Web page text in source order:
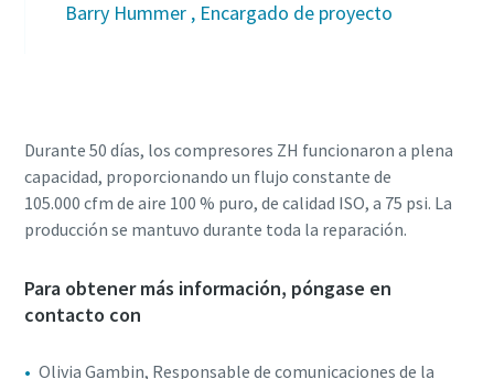
Barry Hummer , Encargado de proyecto
Durante 50 días, los compresores ZH funcionaron a plena
capacidad, proporcionando un flujo constante de
105.000 cfm de aire 100 % puro, de calidad ISO, a 75 psi. La
producción se mantuvo durante toda la reparación.
Para obtener más información, póngase en
contacto con
Olivia Gambin, Responsable de comunicaciones de la